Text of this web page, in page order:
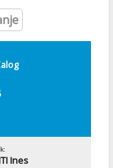
Ines